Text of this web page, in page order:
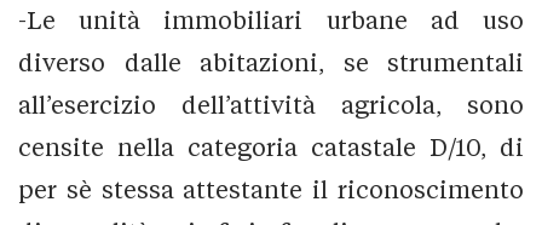
-Le unità immobiliari urbane ad uso
diverso dalle abitazioni, se strumentali
all’esercizio dell’attività agricola, sono
censite nella categoria catastale D/10, di
per sè stessa attestante il riconoscimento